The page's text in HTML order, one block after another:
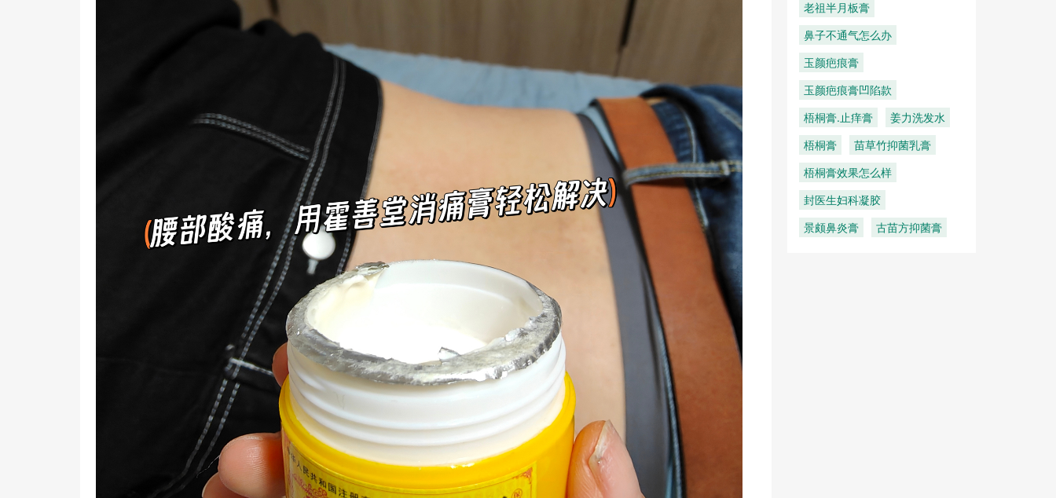
老祖半月板膏
鼻子不通气怎么办
玉颜疤痕膏
玉颜疤痕膏凹陷款
梧桐膏.止痒膏 姜力洗发水
梧桐膏 苗草竹抑菌乳膏
梧桐膏效果怎么样
封医生妇科凝胶
景颇鼻炎膏 古苗方抑菌膏